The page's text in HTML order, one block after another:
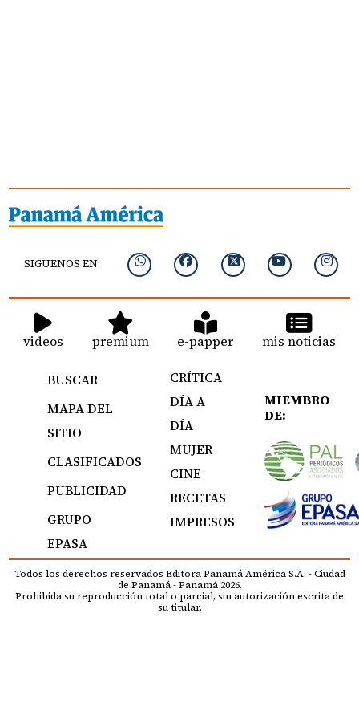
SIGUENOS EN:
videos premium e-papper mis noticias
BUSCAR
MAPA DEL
SITIO
CLASIFICADOS
PUBLICIDAD
GRUPO
EPASA
CRÍTICA
DÍA A
DÍA
MUJER
CINE
RECETAS
IMPRESOS
MIEMBRO
DE:
Todos los derechos reservados Editora Panamá América S.A. - Ciudad
de Panamá - Panamá 2026.
Prohibida su reproducción total o parcial, sin autorización escrita de
su titular.